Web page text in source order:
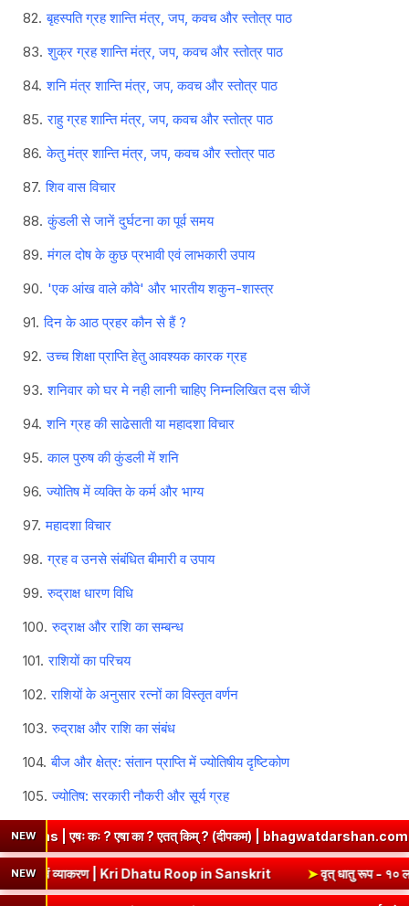
बृहस्पति ग्रह शान्ति मंत्र, जप, कवच और स्तोत्र पाठ
शुक्र ग्रह शान्ति मंत्र, जप, कवच और स्तोत्र पाठ
शनि मंत्र शान्ति मंत्र, जप, कवच और स्तोत्र पाठ
राहु ग्रह शान्ति मंत्र, जप, कवच और स्तोत्र पाठ
केतु मंत्र शान्ति मंत्र, जप, कवच और स्तोत्र पाठ
शिव वास विचार
कुंडली से जानें दुर्घटना का पूर्व समय
मंगल दोष के कुछ प्रभावी एवं लाभकारी उपाय
'एक आंख वाले कौवे' और भारतीय शकुन-शास्त्र
दिन के आठ प्रहर कौन से हैं ?
उच्च शिक्षा प्राप्ति हेतु आवश्यक कारक ग्रह
शनिवार को घर मे नही लानी चाहिए निम्नलिखित दस चीजें
शनि ग्रह की साढेसाती या महादशा विचार
काल पुरुष की कुंडली में शनि
ज्योतिष में व्यक्ति के कर्म और भाग्य
महादशा विचार
ग्रह व उनसे संबंधित बीमारी व उपाय
रुद्राक्ष धारण विधि
रुद्राक्ष और राशि का सम्बन्ध
राशियों का परिचय
राशियों के अनुसार रत्नों का विस्तृत वर्णन
रुद्राक्ष और राशि का संबंध
बीज और क्षेत्र: संतान प्राप्ति में ज्योतिषीय दृष्टिकोण
ज्योतिष: सरकारी नौकरी और सूर्य ग्रह
NEW? (दीपकम) | bhagwatdarshan.com ➤Class 6 Sanskrit
NEW
➤कृ धातु रूप (उभयपदी) - १० लकार, अर्थ एवं व्याकरण | Kri Dhatu Roop in